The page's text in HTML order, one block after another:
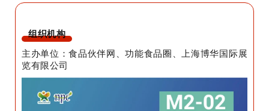
组织机构
主办单位：食品伙伴网、功能食品圈、上海博华国际展
览有限公司